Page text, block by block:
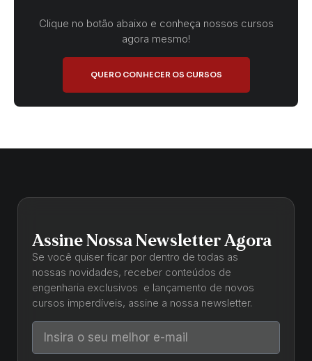
Clique no botão abaixo e conheça nossos cursos
agora mesmo!
QUERO CONHECER OS CURSOS
Assine Nossa Newsletter Agora
Se você quiser ficar por dentro de todas as
nossas novidades, receber conteúdos de
engenharia exclusivos e lançamento de novos
cursos imperdíveis, assine a nossa newsletter.